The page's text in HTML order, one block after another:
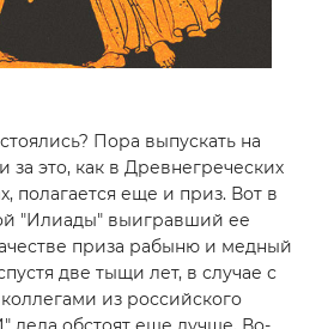
Пора выпускать на
это, как в Древнегреческих
полагается еще и приз. Вот в
"Илиады" выигравший ее
приза рабыню и медный
две тыщи лет, в случае с
из российского